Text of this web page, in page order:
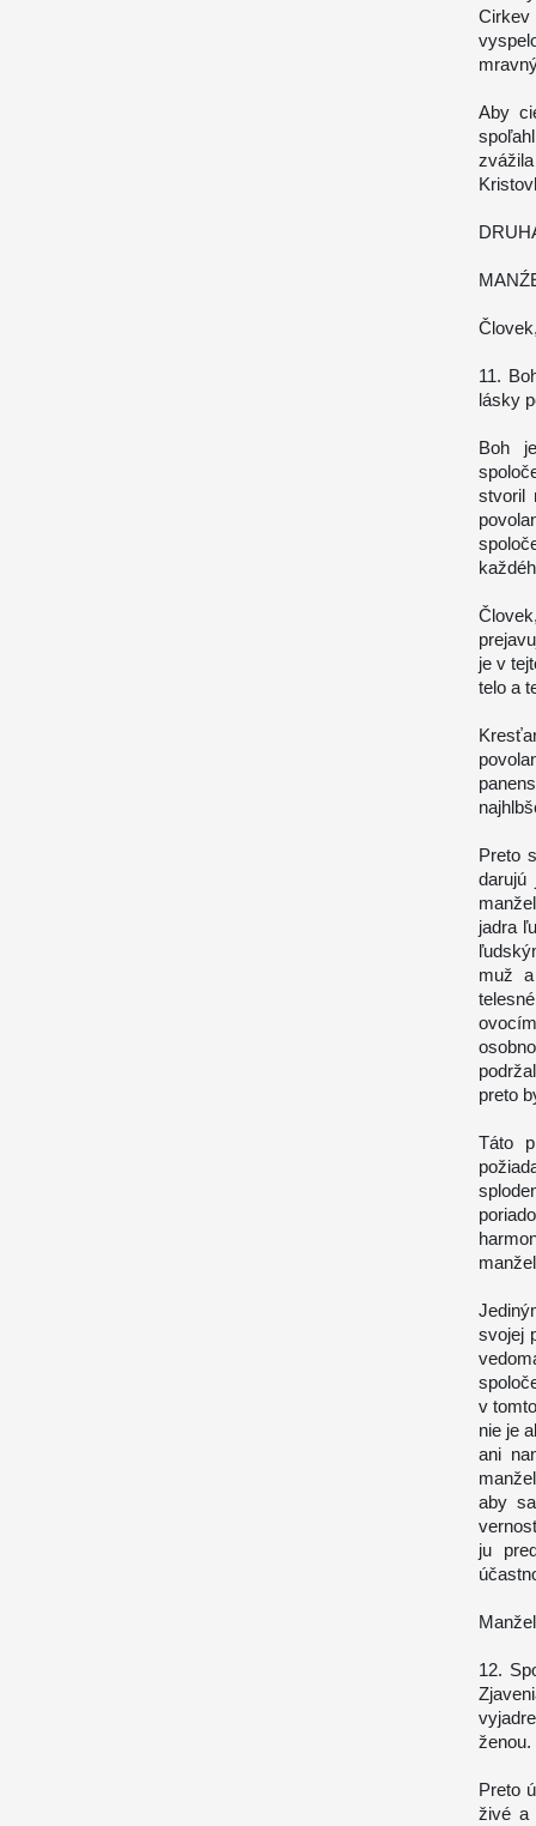
Aby
11.
lásky
Boh
stvoril
je v
telo a
Preto
darujú
jadra
muž
preto
Táto
svojej
v
nie je
ani
aby
ju
12.
ženou.
Preto
živé a